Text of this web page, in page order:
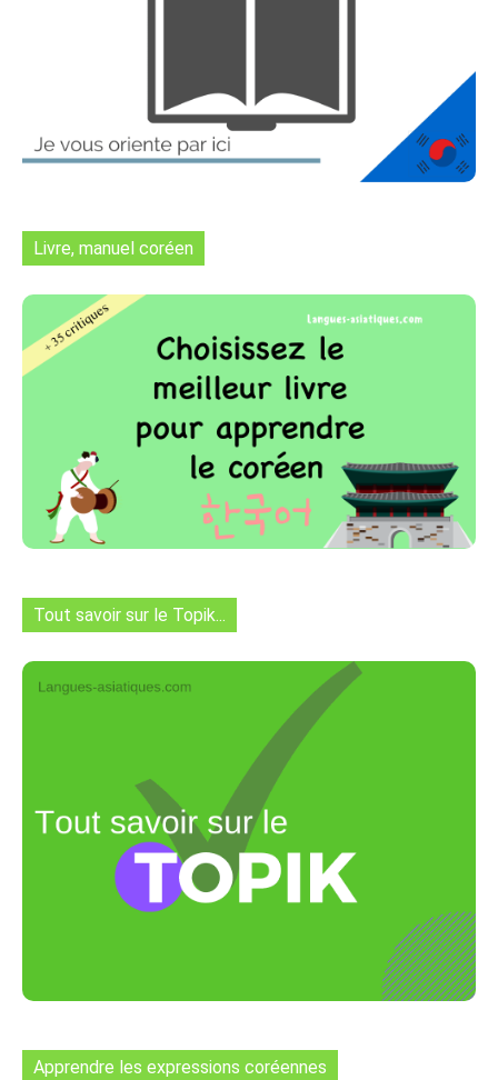
Livre, manuel coréen
Tout savoir sur le Topik...
Apprendre les expressions coréennes